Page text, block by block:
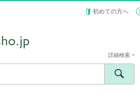
初めての方へ
詳細検索